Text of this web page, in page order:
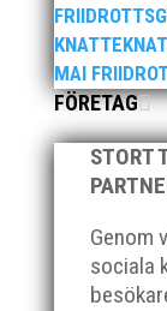
MAI
FÖRETAG
STORT
Genom
sociala
skötebarn i
priset ”Årets
ordförande
hyllningarna.